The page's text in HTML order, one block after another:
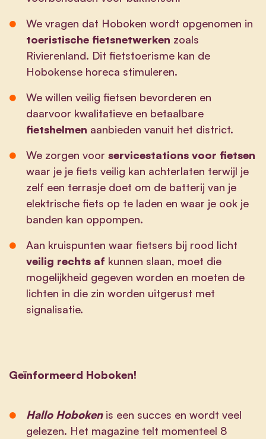
We vragen dat Hoboken wordt opgenomen in
toeristische fietsnetwerken zoals
Rivierenland. Dit fietstoerisme kan de
Hobokense horeca stimuleren.
We willen veilig fietsen bevorderen en
daarvoor kwalitatieve en betaalbare
fietshelmen aanbieden vanuit het district.
We zorgen voor servicestations voor fietsen
waar je je fiets veilig kan achterlaten terwijl je
zelf een terrasje doet om de batterij van je
elektrische fiets op te laden en waar je ook je
banden kan oppompen.
Aan kruispunten waar fietsers bij rood licht
veilig rechts af kunnen slaan, moet die
mogelijkheid gegeven worden en moeten de
lichten in die zin worden uitgerust met
signalisatie.
Geïnformeerd Hoboken!
Hallo Hobokenis een succes en wordt veel
gelezen. Het magazine telt momenteel 8